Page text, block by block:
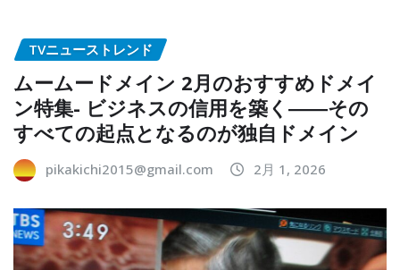
TVニューストレンド
ムームードメイン 2月のおすすめドメイ
ン特集- ビジネスの信用を築く――その
すべての起点となるのが独自ドメイン
pikakichi2015@gmail.com 2月 1, 2026